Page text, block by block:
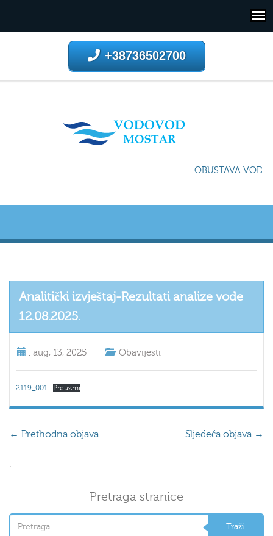
+38736502700
OBUSTAVA
Analitički izvještaj-Rezultati analize vode
12.08.2025.
. aug, 13, 2025 Obavijesti
2119_001 Preuzmi
← Prethodna objava Sljedeća objava →
.
Pretraga stranice